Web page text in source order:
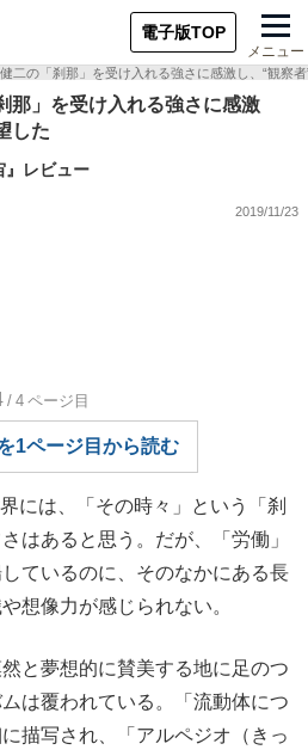
電子版TOP
メニュー
二の「刹那」を受け入れる強さに感激し、“観察
那」を受け入れる強さに感激
した
レビュー
2019/11/23
/4 ページ目
1ページ目から読む
には、「その時々」という「刹
はあると思う。だが、「労働」
ているのに、そのなかにある長
想像力が感じられない。
と夢想的に賛美する地に足のつ
は覆われている。「流動体につ
描写され、「アルペジオ（きっ